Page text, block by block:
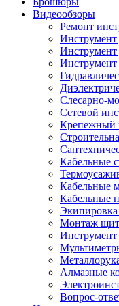
Видеообзоры
Ремонт
Инструмент
Инструмент
Инструмент
Слесарно-
Сетевой
Крепежный
Кабельные
Кабельные
Кабельные
Монтаж
Алмазные
Вопрос-